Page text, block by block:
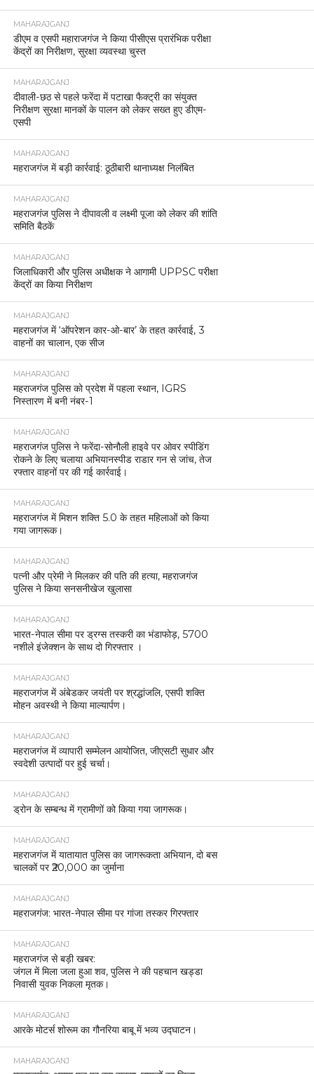
MAHARAJGANJ
डीएम व एसपी महाराजगंज ने किया पीसीएस प्रारंभिक परीक्षा
केंद्रों का निरीक्षण, सुरक्षा व्यवस्था चुस्त
MAHARAJGANJ
दीवाली-छठ से पहले फरेंदा में पटाखा फैक्ट्री का संयुक्त
निरीक्षण सुरक्षा मानकों के पालन को लेकर सख्त हुए डीएम-
एसपी
MAHARAJGANJ
महराजगंज में बड़ी कार्रवाई: ठूठीबारी थानाध्यक्ष निलंबित
MAHARAJGANJ
महराजगंज पुलिस ने दीपावली व लक्ष्मी पूजा को लेकर की शांति
समिति बैठकें
MAHARAJGANJ
जिलाधिकारी और पुलिस अधीक्षक ने आगामी UPPSC परीक्षा
केंद्रों का किया निरीक्षण
MAHARAJGANJ
महराजगंज में ‘ऑपरेशन कार-ओ-बार’ के तहत कार्रवाई, 3
वाहनों का चालान, एक सीज
MAHARAJGANJ
महराजगंज पुलिस को प्रदेश में पहला स्थान, IGRS
निस्तारण में बनी नंबर-1
MAHARAJGANJ
महराजगंज पुलिस ने फरेंदा-सोनौली हाइवे पर ओवर स्पीडिंग
रोकने के लिए चलाया अभियानस्पीड राडार गन से जांच, तेज
रफ्तार वाहनों पर की गई कार्रवाई।
MAHARAJGANJ
महराजगंज में मिशन शक्ति 5.0 के तहत महिलाओं को किया
गया जागरूक।
MAHARAJGANJ
पत्नी और प्रेमी ने मिलकर की पति की हत्या, महराजगंज
पुलिस ने किया सनसनीखेज खुलासा
MAHARAJGANJ
भारत-नेपाल सीमा पर ड्रग्स तस्करी का भंडाफोड़, 5700
नशीले इंजेक्शन के साथ दो गिरफ्तार ।
MAHARAJGANJ
महराजगंज में अंबेडकर जयंती पर श्रद्धांजलि, एसपी शक्ति
मोहन अवस्थी ने किया माल्यार्पण।
MAHARAJGANJ
महराजगंज में व्यापारी सम्मेलन आयोजित, जीएसटी सुधार और
स्वदेशी उत्पादों पर हुई चर्चा।
MAHARAJGANJ
ड्रोन के सम्बन्ध में ग्रामीणों को किया गया जागरूक।
MAHARAJGANJ
महराजगंज में यातायात पुलिस का जागरूकता अभियान, दो बस
चालकों पर ₹20,000 का जुर्माना
MAHARAJGANJ
महराजगंज: भारत-नेपाल सीमा पर गांजा तस्कर गिरफ्तार
MAHARAJGANJ
महराजगंज से बड़ी खबर:
जंगल में मिला जला हुआ शव, पुलिस ने की पहचान खड्डा
निवासी युवक निकला मृतक।
MAHARAJGANJ
आरके मोटर्स शोरूम का गौनरिया बाबू में भव्य उद्घाटन।
MAHARAJGANJ